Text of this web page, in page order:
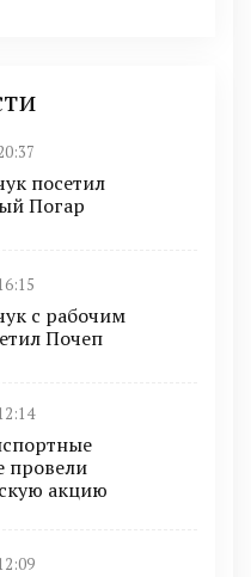
посетил
Погар
с рабочим
Почеп
провели
акцию